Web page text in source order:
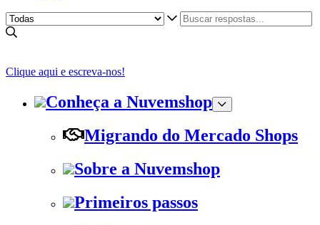
Clique aqui e escreva-nos!
Conheça a Nuvemshop
Migrando do Mercado Shops
Sobre a Nuvemshop
Primeiros passos